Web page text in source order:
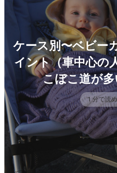
ケース別〜ベビー
イント（車中心の
こぼこ道が多
1 分で読